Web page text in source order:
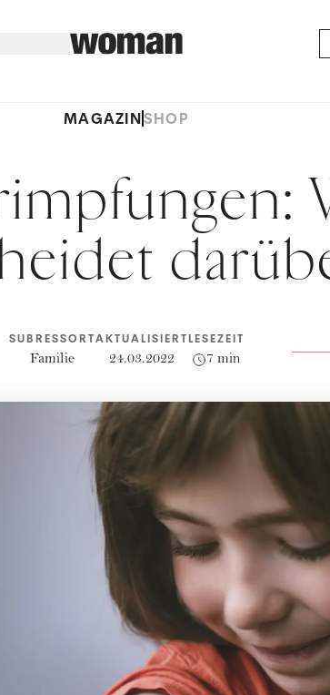
MAGAZINSHOP
SUBRESSORT
Familie
AKTUALISIERT
24.03.2022
LESEZEIT
7 min